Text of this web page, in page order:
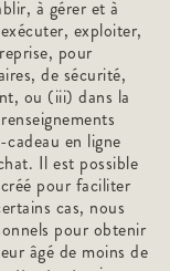
à gérer et à
exploiter,
pour
de sécurité,
ou (iii) dans la
en ligne
Il est possible
pour faciliter
cas, nous
pour obtenir
âgé de moins de